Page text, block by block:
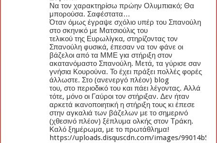
Να τον χαρακτηρίσω πρώην Ολυμπιακό; Θα
μπορούσα. Σαφέστατα…
Όταν όμως έγραψε σχόλιο υπέρ του Σπανούλη
στο σκηνικό με Ματσιούλις του
τελικού της Ευρωλίγκα, στηρίζοντας τον
Σπανούλη φυσικά, έπεσαν να τον φάνε οι
βάζελοι από τα ΜΜΕ για στήριξη στον
ακατανόμαστο Σπανούλη. Μετά, τα γύρισε σαν
γνήσια Κουρούνα. Το έχει πράξει πολλές φορές
άλλωστε. Στο (ανενεργό πλέον) blog
του, στο περιοδικό του και πάει λέγοντας. Αλλά
τότε, μόνο οι Γαύροι τον στήριξαν. Δεν ήταν
αρκετά ικανοποιητική η στήριξη τους κι έπεσε
στην αγκαλιά των βάζελων με το σημερινό
(χθεσινό πλέον) ξέπλυμα ολκής στον Τράκη.
Καλό ξημέρωμα, με το πρωτάθλημα!
https://uploads.disquscdn.com/images/